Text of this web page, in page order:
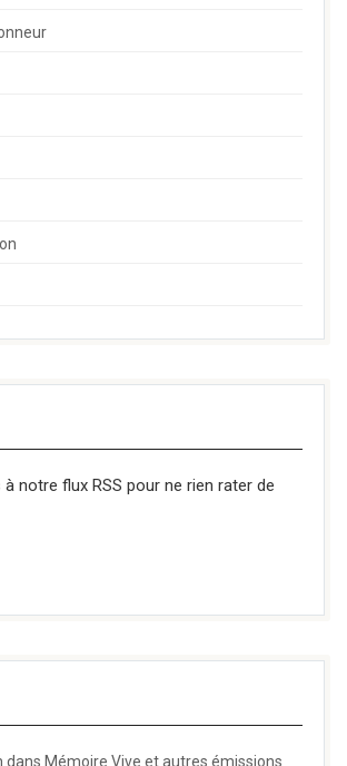
notre flux RSS pour ne rien rater de
dans Mémoire Vive et autres émissions